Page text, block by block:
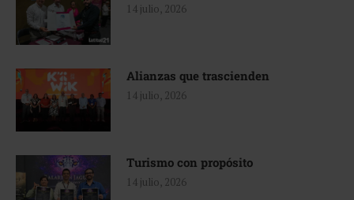
14 julio, 2026
Alianzas que trascienden
14 julio, 2026
Turismo con propósito
14 julio, 2026